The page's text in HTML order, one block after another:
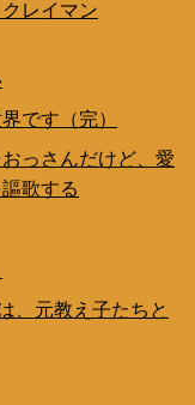
レイマン
です（完）
っさんだけど、愛
歌する
、元教え子たちと